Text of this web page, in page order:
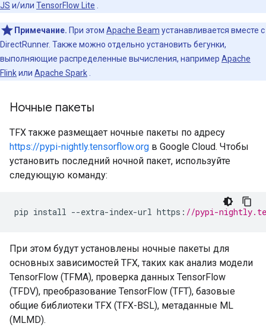
JS и/или TensorFlow Lite
Примечание. При этом Apache Beam устанавливается вместе с
DirectRunner. Также можно отдельно установить бегунки,
выполняющие распределенные вычисления, например Apache
Flinkили Apache Spark
Ночные пакеты
TFX также размещает ночные пакеты по адресу
https://pypi-nightly.tensorflow.org в Google Cloud. Чтобы
установить последний ночной пакет, используйте
следующую команду:
pip install --extra-index-url https : //pypi-
При этом будут установлены ночные пакеты для
основных зависимостей TFX, таких как анализ модели
TensorFlow (TFMA), проверка данных TensorFlow
(TFDV), преобразование TensorFlow (TFT), базовые
общие библиотеки TFX (TFX-BSL), метаданные ML
(MLMD).